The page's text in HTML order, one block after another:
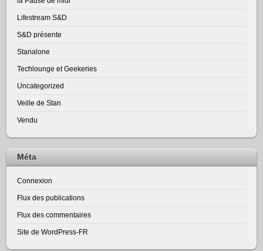
Lifestream S&D
S&D présente
Stanalone
Techlounge et Geekeries
Uncategorized
Veille de Stan
Vendu
Méta
Connexion
Flux des publications
Flux des commentaires
Site de WordPress-FR